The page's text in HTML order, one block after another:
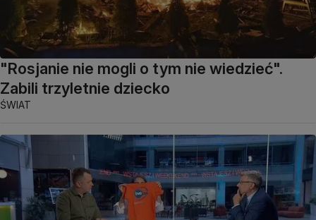
"Rosjanie nie mogli o tym nie wiedzieć".
Zabili trzyletnie dziecko
ŚWIAT